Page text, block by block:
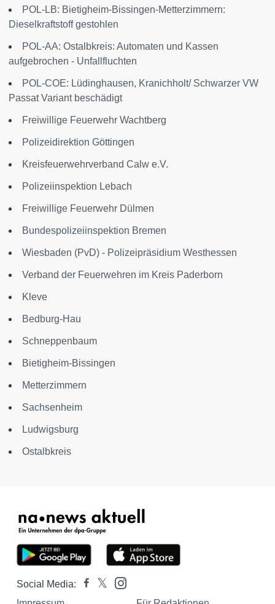
POL-LB: Bietigheim-Bissingen-Metterzimmern:
Dieselkraftstoff gestohlen
POL-AA: Ostalbkreis: Automaten und Kassen
aufgebrochen - Unfallfluchten
POL-COE: Lüdinghausen, Kranichholt/ Schwarzer VW
Passat Variant beschädigt
Freiwillige Feuerwehr Wachtberg
Polizeidirektion Göttingen
Kreisfeuerwehrverband Calw e.V.
Polizeiinspektion Lebach
Freiwillige Feuerwehr Dülmen
Bundespolizeiinspektion Bremen
Wiesbaden (PvD) - Polizeipräsidium Westhessen
Verband der Feuerwehren im Kreis Paderborn
Kleve
Bedburg-Hau
Schneppenbaum
Bietigheim-Bissingen
Metterzimmern
Sachsenheim
Ludwigsburg
Ostalbkreis
Social Media: